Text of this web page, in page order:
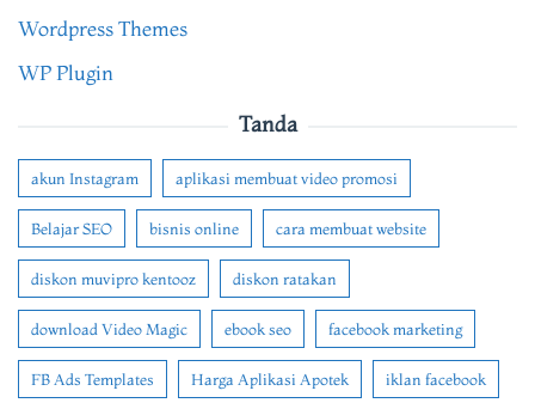
Wordpress Themes
WP Plugin
Tanda
akun Instagram aplikasi membuat video promosi
Belajar SEO bisnis online cara membuat website
diskon muvipro kentooz diskon ratakan
download Video Magic ebook seo facebook marketing
FB Ads Templates Harga Aplikasi Apotek iklan facebook